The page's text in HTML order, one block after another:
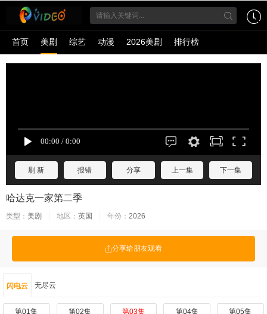
首页 美剧 综艺 动漫 2026美剧 排行榜
刷 新 报错 分享 上一集 下一集
哈达克一家第二季
类型： 美剧 地区： 英国 年份： 2026
分享给朋友观看
闪电云 无尽云
第01集 第02集 第03集 第04集 第05集